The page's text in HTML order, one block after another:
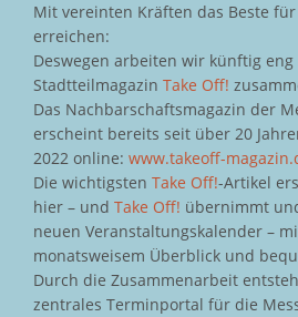
Mit vereinten Kräften das Beste
erreichen:
Deswegen arbeiten wir künftig
Stadtteilmagazin Take Off!
Das Nachbarschaftsmagazin der
erscheint bereits seit über 20
2022 online: www.takeoff-
Die wichtigsten Take Off!-Artikel
hier – und Take Off! übernimmt
neuen Veranstaltungskalender –
monatsweisem Überblick und
Durch die Zusammenarbeit
zentrales Terminportal für die